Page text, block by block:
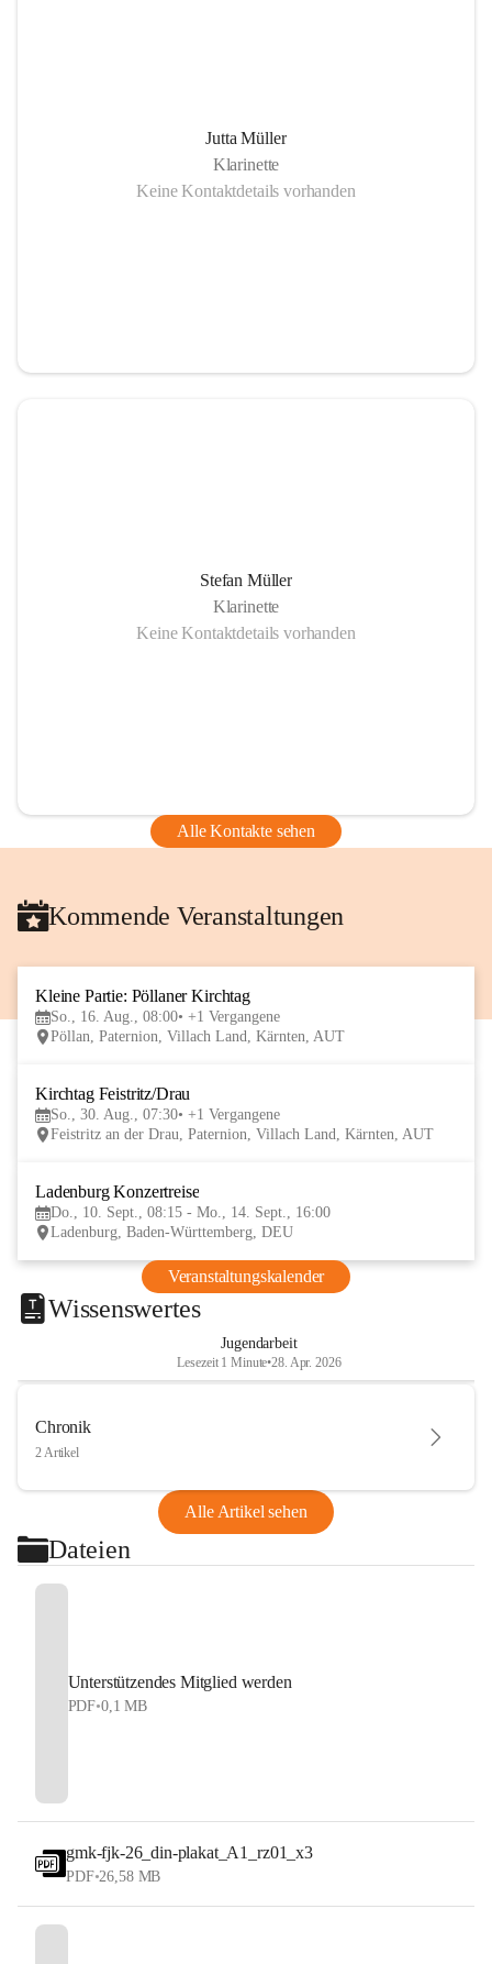
Jutta Müller
Klarinette
Keine Kontaktdetails vorhanden
Stefan Müller
Klarinette
Keine Kontaktdetails vorhanden
Alle Kontakte sehen
Kommende Veranstaltungen
Kleine Partie: Pöllaner Kirchtag
So., 16. Aug., 08:00 +1 Vergangene
Pöllan, Paternion, Villach Land, Kärnten, AUT
Kirchtag Feistritz/Drau
So., 30. Aug., 07:30 +1 Vergangene
Feistritz an der Drau, Paternion, Villach Land, Kärnten, AUT
Ladenburg Konzertreise
Do., 10. Sept., 08:15 - Mo., 14. Sept., 16:00
Ladenburg, Baden-Württemberg, DEU
Veranstaltungskalender
Wissenswertes
Jugendarbeit
Lesezeit 1 Minute•28. Apr. 2026
Chronik
2 Artikel
Alle Artikel sehen
Dateien
Unterstützendes Mitglied werden
PDF•0,1 MB
gmk-fjk-26_din-plakat_A1_rz01_x3
PDF•26,58 MB